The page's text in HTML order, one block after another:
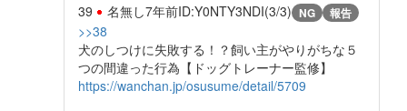
39 名無し7年前ID:Y0NTY3NDI(3/3) NG 報告
>>38
犬のしつけに失敗する！？飼い主がやりがちな５
つの間違った行為【ドッグトレーナー監修】
https://wanchan.jp/osusume/detail/5709